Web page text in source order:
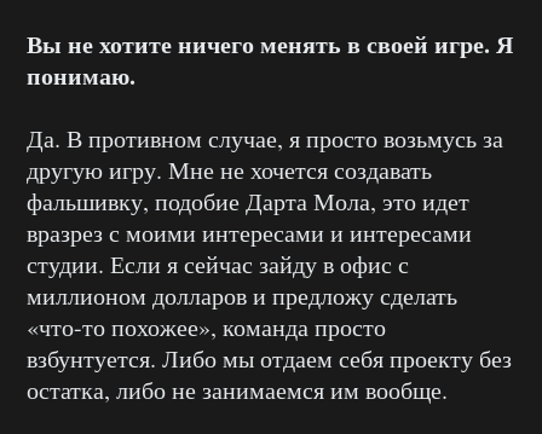
Вы не хотите ничего менять в своей игре. Я
понимаю.
Да. В противном случае, я просто возьмусь за
другую игру. Мне не хочется создавать
фальшивку, подобие Дарта Мола, это идет
вразрез с моими интересами и интересами
студии. Если я сейчас зайду в офис с
миллионом долларов и предложу сделать
«что-то похожее», команда просто
взбунтуется. Либо мы отдаем себя проекту без
остатка, либо не занимаемся им вообще.